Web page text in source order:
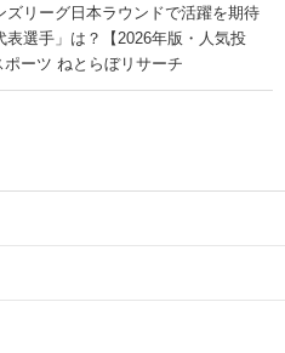
ズリーグ日本ラウンドで活躍を期待
表選手」は？【2026年版・人気投
ーツ ねとらぼリサーチ